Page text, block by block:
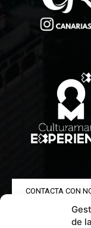
de
CONTACTA CON
POLÍTICA DE